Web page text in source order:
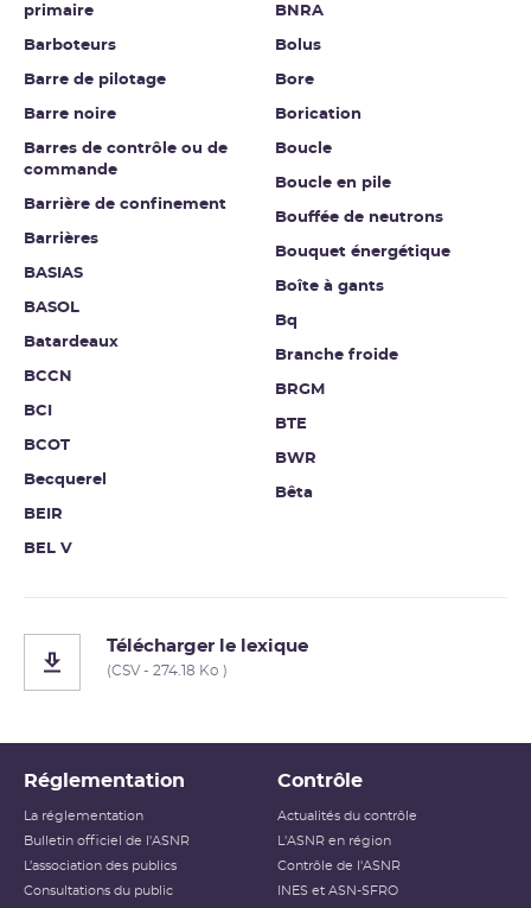
primaire
Barboteurs
Barre de pilotage
Barre noire
Barres de contrôle ou de
commande
Barrière de confinement
Barrières
BASIAS
BASOL
Batardeaux
BCCN
BCI
BCOT
Becquerel
BEIR
BEL V
BNRA
Bolus
Bore
Borication
Boucle
Boucle en pile
Bouffée de neutrons
Bouquet énergétique
Boîte à gants
Bq
Branche froide
BRGM
BTE
BWR
Bêta
Télécharger le lexique
(CSV - 274.18 Ko )
Réglementation
La réglementation
Bulletin officiel de l'ASNR
L’association des publics
Consultations du public
Contrôle
Actualités du contrôle
L'ASNR en région
Contrôle de l'ASNR
INES et ASN-SFRO